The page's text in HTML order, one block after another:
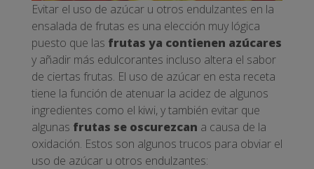
Evitar el uso de azúcar u otros endulzantes en la
ensalada de frutas es una elección muy lógica
puesto que las frutas ya contienen azúcares
y añadir más edulcorantes incluso altera el sabor
de ciertas frutas. El uso de azúcar en esta receta
tiene la función de atenuar la acidez de algunos
ingredientes como el kiwi, y también evitar que
algunas frutas se oscurezcan a causa de la
oxidación. Estos son algunos trucos para obviar el
uso de azúcar u otros endulzantes: